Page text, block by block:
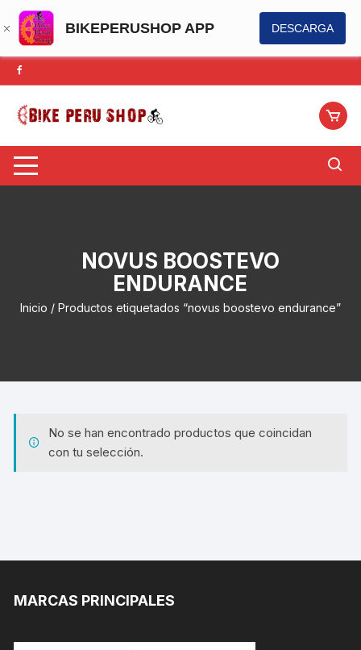
BIKEPERUSHOP APP DESCARGA
Saltar
al
contenido
NOVUS BOOSTEVO
ENDURANCE
Inicio / Productos etiquetados “novus boostevo endurance”
No se han encontrado productos que coincidan
con tu selección.
MARCAS PRINCIPALES